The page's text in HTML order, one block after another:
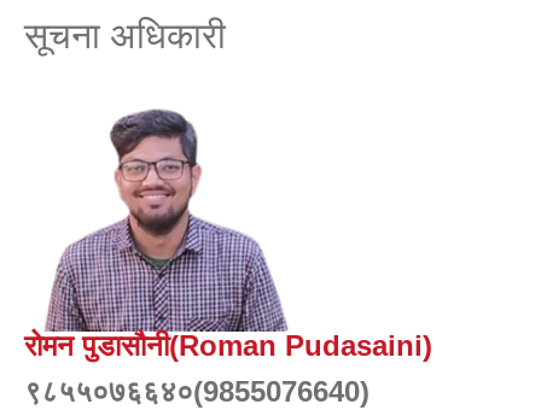
सूचना अधिकारी
रोमन पुडासौनी(Roman Pudasaini)
९८५५०७६६४०(9855076640)